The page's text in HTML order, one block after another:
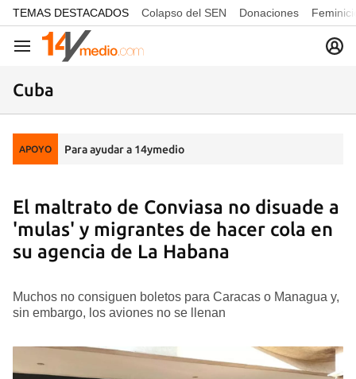
common.go-to-content
TEMAS DESTACADOS Colapso del SEN Donaciones
Navegación
Cuba
APOYO Para ayudar a 14ymedio
El maltrato de Conviasa no disuade a
'mulas' y migrantes de hacer cola en
su agencia de La Habana
Muchos no consiguen boletos para Caracas o Managua y,
sin embargo, los aviones no se llenan